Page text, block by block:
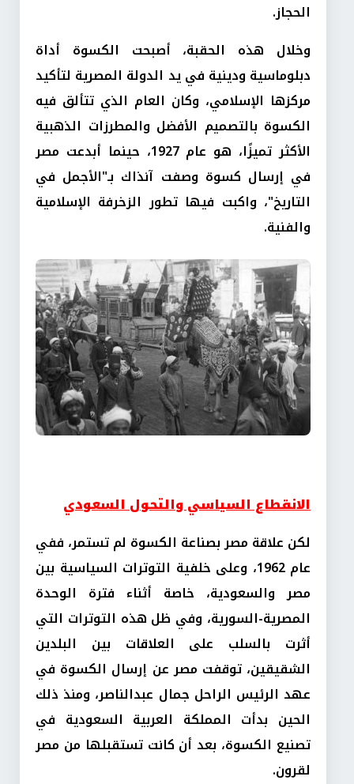
الحجاز.
وخلال هذه الحقبة، أصبحت الكسوة أداة
دبلوماسية ودينية في يد الدولة المصرية لتأكيد
مركزها الإسلامي، وكان العام الذي تتألق فيه
الكسوة بالتصميم الأفضل والمطرزات الذهبية
الأكثر تميزًا، هو عام 1927، حينما أبدعت مصر
في إرسال كسوة وصفت آنذاك بـ"الأجمل في
التاريخ"، واكبت فيها تطور الزخرفة الإسلامية
والفنية.
الانقطاع السياسي والتحول السعودي
لكن علاقة مصر بصناعة الكسوة لم تستمر، ففي
عام 1962، وعلى خلفية التوترات السياسية بين
مصر والسعودية، خاصة أثناء فترة الوحدة
المصرية-السورية، وفي ظل هذه التوترات التي
أثرت بالسلب على العلاقات بين البلدين
الشقيقين، توقفت مصر عن إرسال الكسوة في
عهد الرئيس الراحل جمال عبدالناصر، ومنذ ذلك
الحين بدأت المملكة العربية السعودية في
تصنيع الكسوة، بعد أن كانت تستقبلها من مصر
لقرون.